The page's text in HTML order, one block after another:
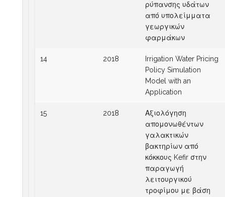
ρύπανσης υδάτων
από υπολείμματα
γεωργικών
φαρμάκων
14 2018
Irrigation Water Pricing
Policy Simulation
Model with an
Application
15 2018
Αξιολόγηση
απομονωθέντων
γαλακτικών
βακτηρίων από
κόκκους Kefir στην
παραγωγή
λειτουργικού
τροφίμου με βάση